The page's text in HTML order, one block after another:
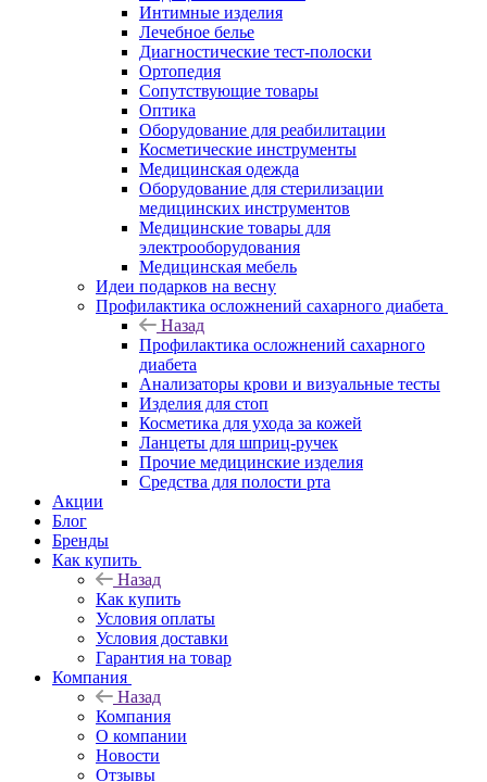
Интимные изделия
Лечебное белье
Диагностические тест-полоски
Ортопедия
Сопутствующие товары
Оптика
Оборудование для реабилитации
Косметические инструменты
Медицинская одежда
Оборудование для стерилизации
медицинских инструментов
Медицинские товары для
электрооборудования
Медицинская мебель
Идеи подарков на весну
Профилактика осложнений сахарного диабета
Назад
Профилактика осложнений сахарного
диабета
Анализаторы крови и визуальные тесты
Изделия для стоп
Косметика для ухода за кожей
Ланцеты для шприц-ручек
Прочие медицинские изделия
Средства для полости рта
Акции
Блог
Бренды
Как купить
Назад
Как купить
Условия оплаты
Условия доставки
Гарантия на товар
Компания
Назад
Компания
О компании
Новости
Отзывы